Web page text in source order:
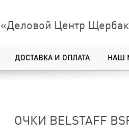
«Деловой Центр
ДОСТАВКА И ОПЛАТА НАШ
ОЧКИ BELSTAFF